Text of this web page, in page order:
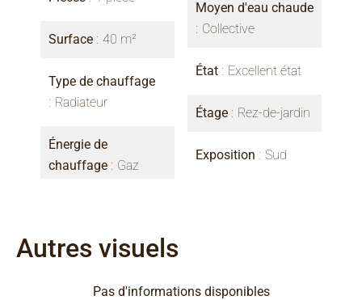
Surface 40 m²
Type de chauffage
Radiateur
Énergie de
chauffage
Gaz
Moyen d'eau chaude
Collective
État Excellent état
Étage Rez-de-jardin
Exposition Sud
Autres visuels
Pas d'informations disponibles